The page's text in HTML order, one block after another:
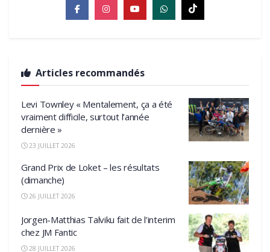
Articles recommandés
Levi Townley « Mentalement, ça a été
vraiment difficile, surtout l’année
dernière »
23 JUILLET 2026
Grand Prix de Loket – les résultats
(dimanche)
26 JUILLET 2026
Jorgen-Matthias Talviku fait de l’interim
chez JM Fantic
28 JUILLET 2026